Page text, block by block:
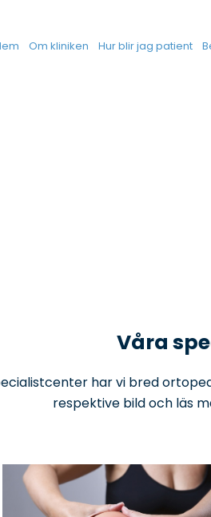
Om kliniken Hur blir jag patient
Våra
har vi bred
respektive bild och läs